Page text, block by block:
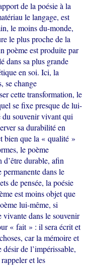
de la poésie à la
le langage, est
le moins du-monde,
le plus proche de la
poème est produite par
dans sa plus grande
en soi. Ici, la
se change
cette transformation, le
se fixe presque de lui-
du souvenir vivant qui
sa durabilité en
bien que la « qualité »
le poème
durable, afin
permanente dans le
de pensée, la poésie
est moins objet que
lui-même, si
vivante dans le souvenir
« fait » : il sera écrit et
car la mémoire et
de l’impérissable,
et les